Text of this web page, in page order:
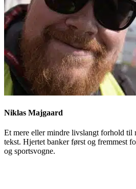
Niklas Majgaard
Et mere eller mindre livslangt forhold til
tekst. Hjertet banker først og fremmest
og sportsvogne.